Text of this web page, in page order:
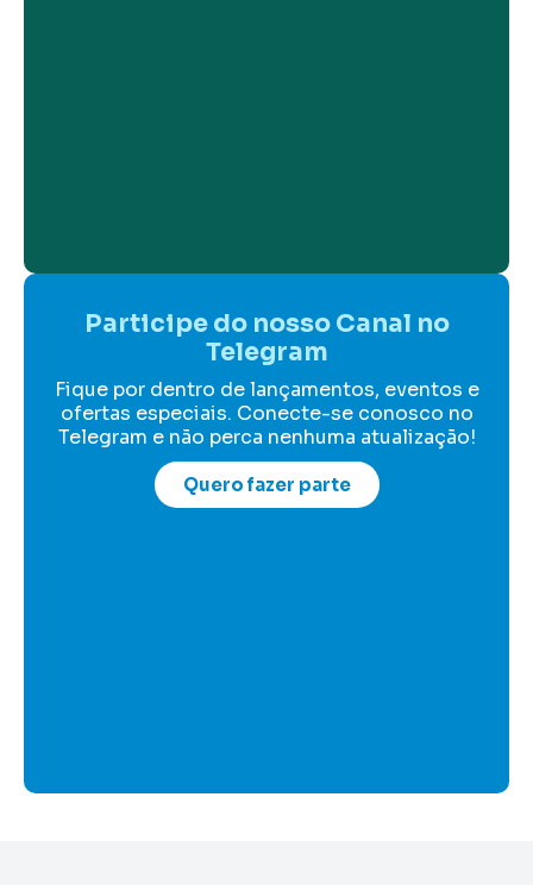
Participe do nosso Canal no
Telegram
Fique por dentro de lançamentos, eventos e
ofertas especiais. Conecte-se conosco no
Telegram e não perca nenhuma atualização!
Quero fazer parte